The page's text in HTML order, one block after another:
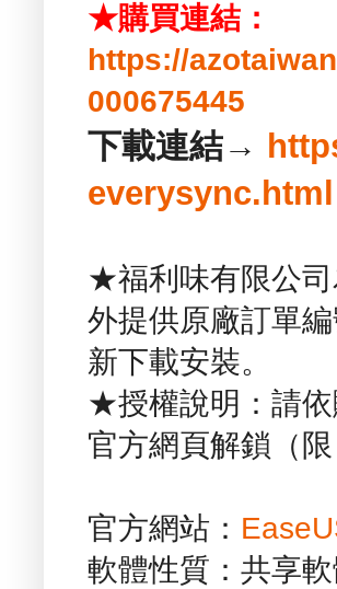
★購買連結：
https://
000675445
下載連結→
everysync.html
★福利味有限公司
外提供原廠訂單
新下載安裝。
★授權說明：請依
官方網頁解鎖（
官方網站：
軟體性質：共享